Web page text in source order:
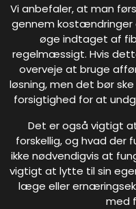
Vi anbefaler, at man
gennem kostændringer
øge indtaget af
regelmæssigt. Hvis
overveje at bruge
løsning, men det bør
forsigtighed for at
Det er også vigtigt
forskellig, og hvad der
ikke nødvendigvis at
vigtigt at lytte til sin
læge eller
med